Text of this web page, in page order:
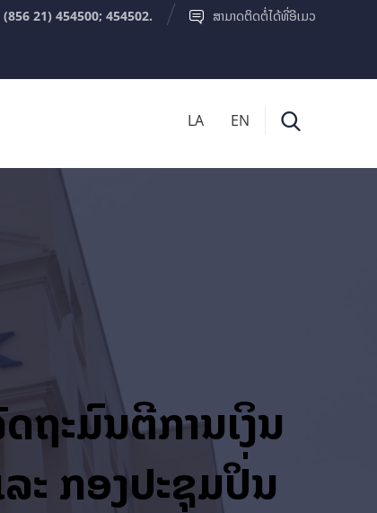
ສາມາດຕິດຕໍ່ໄດ້ທີ່ອີເມວ
(856 21) 454500; 454502.
LA EN
ຖະມົນຕີການເງິນ
ະ ກອງປະຊຸມປິ່ນ